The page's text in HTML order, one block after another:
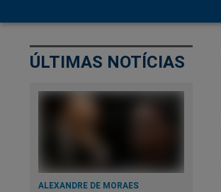
ÚLTIMAS NOTÍCIAS
ALEXANDRE DE MORAES